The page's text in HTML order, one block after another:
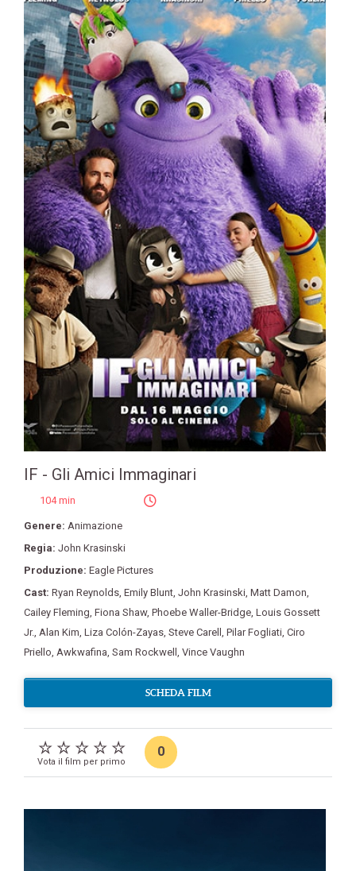
IF - Gli Amici Immaginari
104 min
Genere: Animazione
Regia: John Krasinski
Produzione: Eagle Pictures
Cast: Ryan Reynolds Emily Blunt John Krasinski Matt Damon
Cailey Fleming Fiona Shaw, Phoebe Waller-Bridge Louis Gossett
Jr. Alan Kim Liza Colón-Zayas Steve Carell Pilar Fogliati Ciro
Priello Awkwafina Sam Rockwell Vince Vaughn
SCHEDA FILM
Vota il film per primo
0